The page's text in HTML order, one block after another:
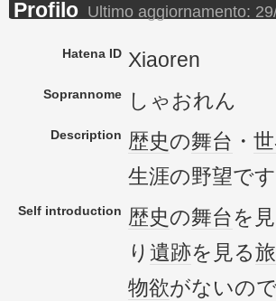
Profilo Ultimo aggiornamento:
Hatena ID Xiaoren
Soprannome しゃおれん
Description 歴史の舞台 ・
生涯の野望です
Self introduction 歴史の舞台を
り 遺跡を見る
物欲がないの